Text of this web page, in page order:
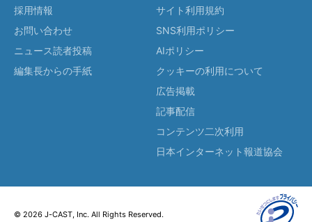
採用情報
お問い合わせ
ニュース読者投稿
編集長からの手紙
サイト利用規約
SNS利用ポリシー
AIポリシー
クッキーの利用について
広告掲載
記事配信
コンテンツ二次利用
日本インターネット報道協会
© 2026 J-CAST, Inc. All Rights Reserved.